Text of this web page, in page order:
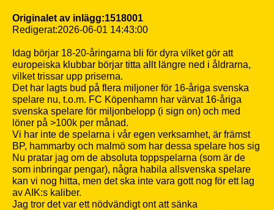
Originalet av inlägg:1518001
Redigerat:2026-06-01 14:43:00
Idag börjar 18-20-åringarna bli för dyra vilket gör att
europeiska klubbar börjar titta allt längre ned i åldrarna,
vilket trissar upp priserna.
Det har lagts bud på flera miljoner för 16-åriga svenska
spelare nu, t.o.m. FC Köpenhamn har värvat 16-åriga
svenska spelare för miljonbelopp (i sign on) och med
löner på >100k per månad.
Vi har inte de spelarna i vår egen verksamhet, är främst
BP, hammarby och malmö som har dessa spelare hos sig
Nu pratar jag om de absoluta toppspelarna (som är de
som inbringar pengar), några habila allsvenska spelare
kan vi nog hitta, men det ska inte vara gott nog för ett lag
av AIK:s kaliber.
Jag tror det var ett nödvändigt ont att sänka